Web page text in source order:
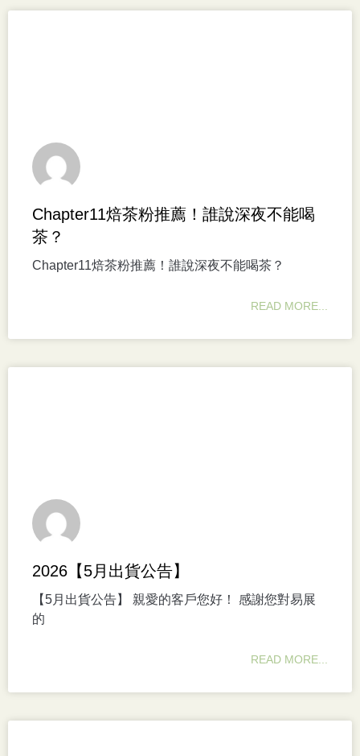
Chapter11焙茶粉推薦！誰說深夜不能喝
茶？
Chapter11焙茶粉推薦！誰說深夜不能喝茶？
READ MORE...
2026【5月出貨公告】
【5月出貨公告】 親愛的客戶您好！ 感謝您對易展
的
READ MORE...